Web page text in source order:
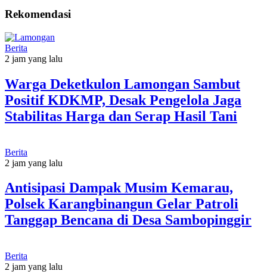
Rekomendasi
Berita
2 jam yang lalu
Warga Deketkulon Lamongan Sambut
Positif KDKMP, Desak Pengelola Jaga
Stabilitas Harga dan Serap Hasil Tani
Berita
2 jam yang lalu
Antisipasi Dampak Musim Kemarau,
Polsek Karangbinangun Gelar Patroli
Tanggap Bencana di Desa Sambopinggir
Berita
2 jam yang lalu